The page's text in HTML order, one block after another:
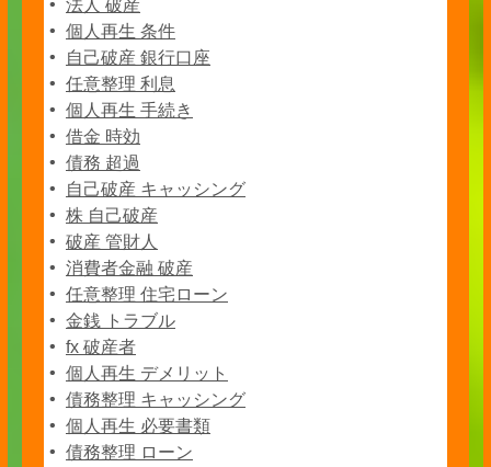
法人 破産
個人再生 条件
自己破産 銀行口座
任意整理 利息
個人再生 手続き
借金 時効
債務 超過
自己破産 キャッシング
株 自己破産
破産 管財人
消費者金融 破産
任意整理 住宅ローン
金銭 トラブル
fx 破産者
個人再生 デメリット
債務整理 キャッシング
個人再生 必要書類
債務整理 ローン